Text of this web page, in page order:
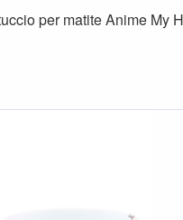
per matite Anime My